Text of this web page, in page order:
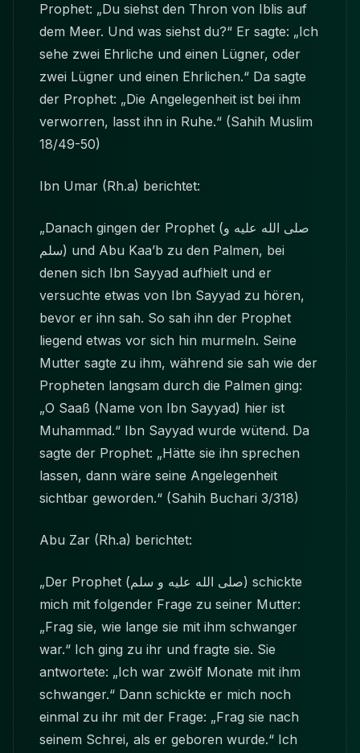
Prophet: „Du siehst den Thron von Iblis auf
dem Meer. Und was siehst du?“ Er sagte: „Ich
sehe zwei Ehrliche und einen Lügner, oder
zwei Lügner und einen Ehrlichen.“ Da sagte
der Prophet: „Die Angelegenheit ist bei ihm
verworren, lasst ihn in Ruhe.“ (Sahih Muslim
18/49-50)
Ibn Umar (Rh.a) berichtet:
„Danach gingen der Prophet (صلى الله عليه و
سلم) und Abu Kaa’b zu den Palmen, bei
denen sich Ibn Sayyad aufhielt und er
versuchte etwas von Ibn Sayyad zu hören,
bevor er ihn sah. So sah ihn der Prophet
liegend etwas vor sich hin murmeln. Seine
Mutter sagte zu ihm, während sie sah wie der
Propheten langsam durch die Palmen ging:
„O Saaß (Name von Ibn Sayyad) hier ist
Muhammad.“ Ibn Sayyad wurde wütend. Da
sagte der Prophet: „Hätte sie ihn sprechen
lassen, dann wäre seine Angelegenheit
sichtbar geworden.“ (Sahih Buchari 3/318)
Abu Zar (Rh.a) berichtet:
„Der Prophet (صلى الله عليه و سلم) schickte
mich mit folgender Frage zu seiner Mutter:
„Frag sie, wie lange sie mit ihm schwanger
war.“ Ich ging zu ihr und fragte sie. Sie
antwortete: „Ich war zwölf Monate mit ihm
schwanger.“ Dann schickte er mich noch
einmal zu ihr mit der Frage: „Frag sie nach
seinem Schrei, als er geboren wurde.“ Ich